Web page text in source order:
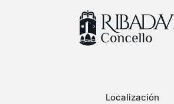
Localización